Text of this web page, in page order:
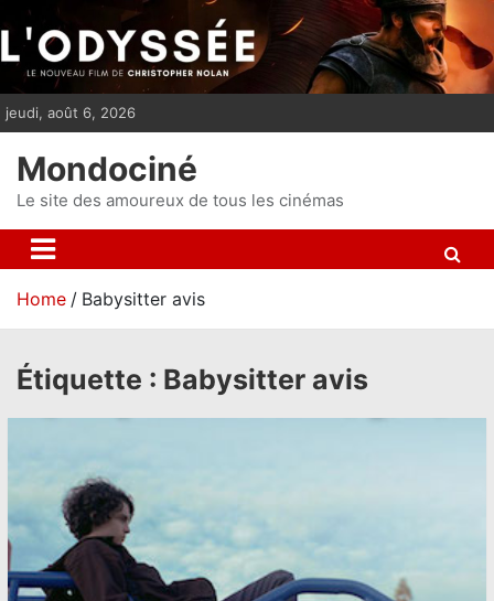
i
p
t
n
t
jeudi, août 6, 2026
Mondociné
Le site des amoureux de tous les cinémas
Home Babysitter avis
Étiquette : Babysitter avis